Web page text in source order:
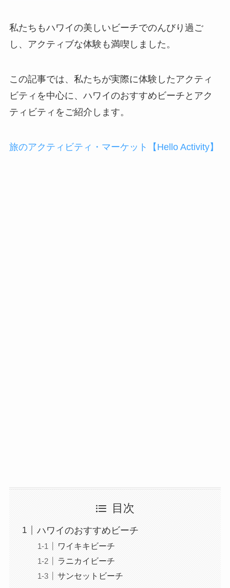
私たちもハワイの美しいビーチでのんびり過ご
し、アクティブな体験も満喫しました。
この記事では、私たちが実際に体験したアクティ
ビティを中心に、ハワイのおすすめビーチとアク
ティビティをご紹介します。
旅のアクティビティ・マーケット【Hello Activity】
目次
ハワイのおすすめビーチ
ワイキキビーチ
ラニカイビーチ
サンセットビーチ